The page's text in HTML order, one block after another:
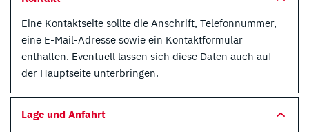
Eine Kontaktseite sollte die Anschrift, Telefonnummer,
eine E-Mail-Adresse sowie ein Kontaktformular
enthalten. Eventuell lassen sich diese Daten auch auf
der Hauptseite unterbringen.
Lage und Anfahrt